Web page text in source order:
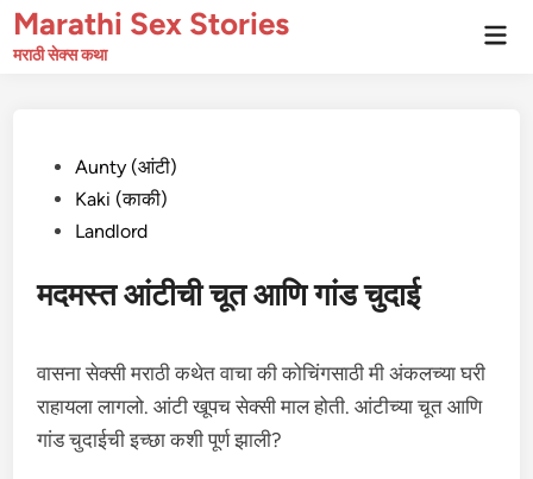
Skip
toMarathi Sex Stories
मराठी सेक्स कथा
PostedAunty (आंटी)
Kaki (काकी)
Landlord
मदमस्त आंटीची चूत आणि गांड चुदाई
वासना सेक्सी मराठी कथेत वाचा की कोचिंगसाठी मी अंकलच्या घरी
राहायला लागलो. आंटी खूपच सेक्सी माल होती. आंटीच्या चूत आणि
गांड चुदाईची इच्छा कशी पूर्ण झाली?